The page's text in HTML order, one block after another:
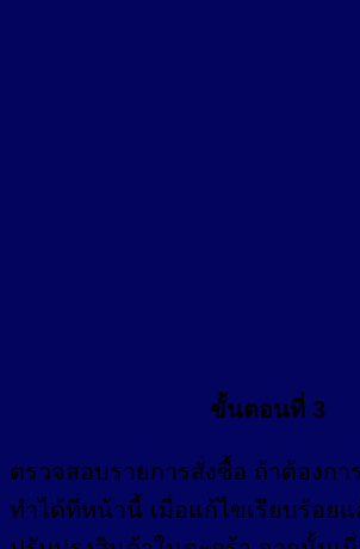
ขั้นตอนที่ 3
ตรวจสอบรายการสั่งซื้อ ถ้าต้องกา
ทำได้ที่หน้านี้ เมื่อแก้ไขเรียบร้อย